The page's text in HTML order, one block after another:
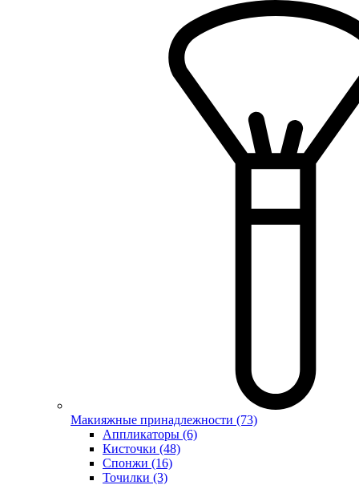
Макияжные принадлежности (73)
Аппликаторы (6)
Кисточки (48)
Спонжи (16)
Точилки (3)